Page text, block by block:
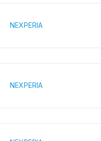
NEXPERIA
NEXPERIA